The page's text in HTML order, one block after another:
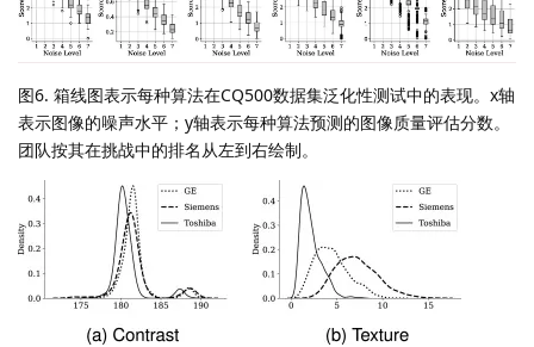
图6. 箱线图表示每种算法在CQ500数据集泛化性测试中的表现。x轴
表示图像的噪声水平；y轴表示每种算法预测的图像质量评估分数。
团队按其在挑战中的排名从左到右绘制。